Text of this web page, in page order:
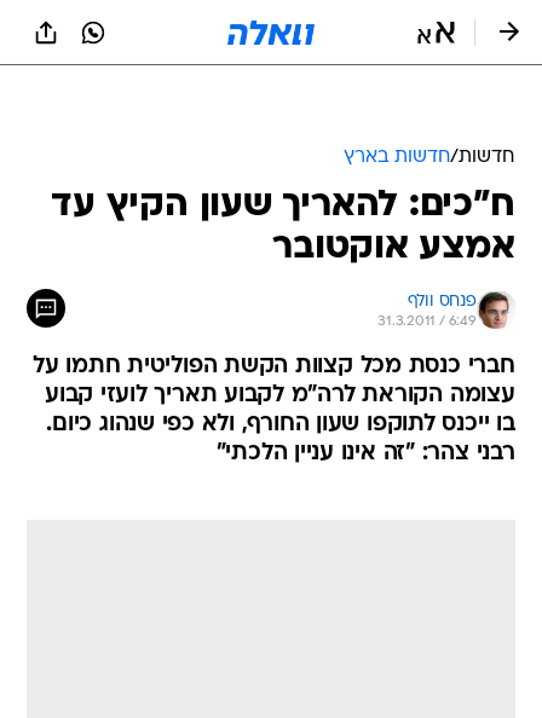
חדשות/חדשות בארץ
ח"כים: להאריך שעון הקיץ עד
אמצע אוקטובר
פנחס וולף
31.3.2011 / 6:49
חברי כנסת מכל קצוות הקשת הפוליטית חתמו על
עצומה הקוראת לרה"מ לקבוע תאריך לועזי קבוע
בו ייכנס לתוקפו שעון החורף, ולא כפי שנהוג כיום.
רבני צהר: "זה אינו עניין הלכתי"